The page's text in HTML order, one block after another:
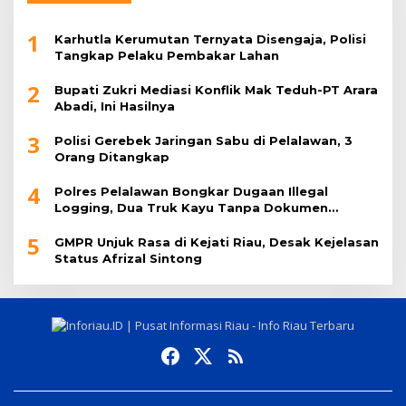
1
Karhutla Kerumutan Ternyata Disengaja, Polisi
Tangkap Pelaku Pembakar Lahan
2
Bupati Zukri Mediasi Konflik Mak Teduh-PT Arara
Abadi, Ini Hasilnya
3
Polisi Gerebek Jaringan Sabu di Pelalawan, 3
Orang Ditangkap
4
Polres Pelalawan Bongkar Dugaan Illegal
Logging, Dua Truk Kayu Tanpa Dokumen
5
GMPR Unjuk Rasa di Kejati Riau, Desak Kejelasan
Status Afrizal Sintong